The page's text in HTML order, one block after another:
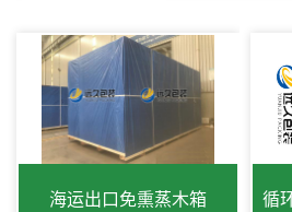
海运出口免熏蒸木箱